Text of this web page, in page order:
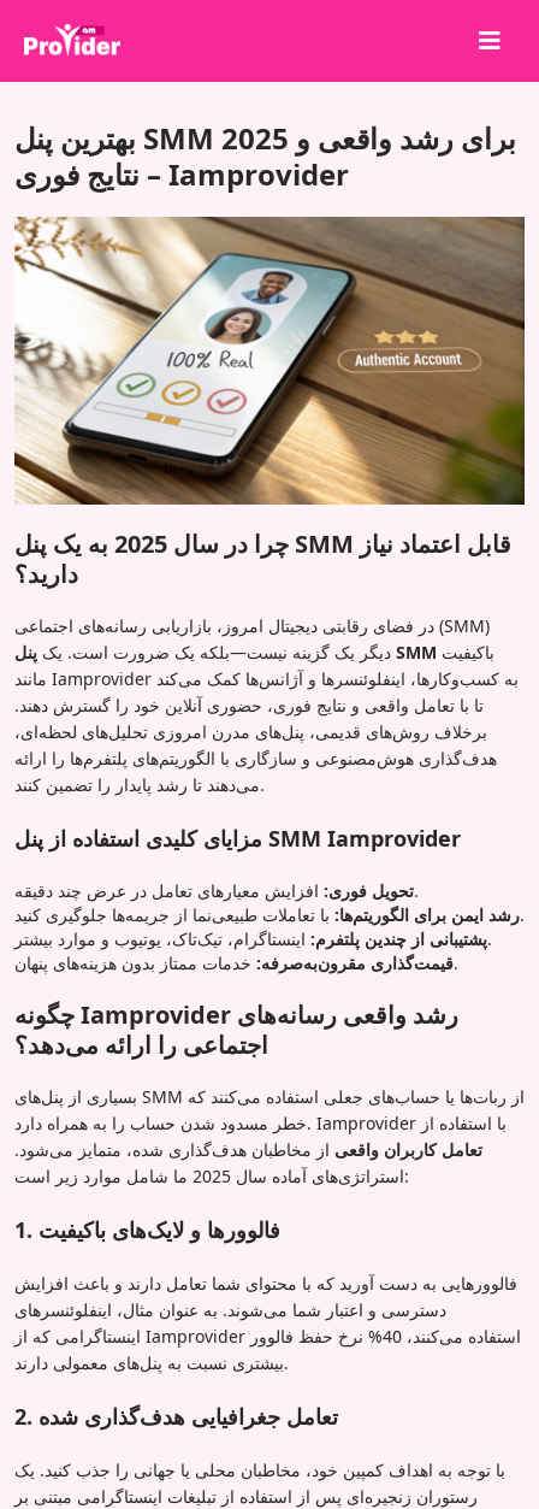
درباره ما
ثبت نام
خدمات
API
شرایط
بلاگ
بهترین پنل SMM 2025 برای رشد واقعی و
نتایج فوری – Iamprovider
چرا در سال 2025 به یک پنل SMM قابل اعتماد نیاز
دارید؟
در فضای رقابتی دیجیتال امروز، بازاریابی رسانه‌های اجتماعی (SMM)
دیگر یک گزینه نیست—بلکه یک ضرورت است. یک پنل SMM
مانند Iamprovider به کسب‌وکارها، اینفلوئنسرها و آژانس‌ها کمک می‌کند
تا با تعامل واقعی و نتایج فوری، حضوری آنلاین خود را گسترش دهند.
برخلاف روش‌های قدیمی، پنل‌های مدرن امروزی تحلیل‌های لحظه‌ای،
هدف‌گذاری هوش‌مصنوعی و سازگاری با الگوریتم‌های پلتفرم‌ها را ارائه
می‌دهند تا رشد پایدار را تضمین کنند.
مزایای کلیدی استفاده از پنل SMM Iamprovider
تحویل فوری:افزایش معیارهای تعامل در عرض چند دقیقه.
رشد ایمن برای الگوریتم‌ها:با تعاملات طبیعی‌نما از جریمه‌ها جلوگیری کنید.
پشتیبانی از چندین پلتفرم:اینستاگرام، تیک‌تاک، یوتیوب و موارد بیشتر.
قیمت‌گذاری مقرون‌به‌صرفه:خدمات ممتاز بدون هزینه‌های پنهان.
چگونه Iamprovider رشد واقعی رسانه‌های
اجتماعی را ارائه می‌دهد؟
بسیاری از پنل‌های SMM از ربات‌ها یا حساب‌های جعلی استفاده می‌کنند که
خطر مسدود شدن حساب را به همراه دارد. Iamprovider با استفاده از
تعامل کاربران واقعی از مخاطبان هدف‌گذاری شده، متمایز می‌شود.
استراتژی‌های آماده سال 2025 ما شامل موارد زیر است:
1. فالوورها و لایک‌های باکیفیت
فالوورهایی به دست آورید که با محتوای شما تعامل دارند و باعث افزایش
دسترسی و اعتبار شما می‌شوند. به عنوان مثال، اینفلوئنسرهای
اینستاگرامی که از Iamprovider استفاده می‌کنند، 40% نرخ حفظ فالوور
بیشتری نسبت به پنل‌های معمولی دارند.
2. تعامل جغرافیایی هدف‌گذاری شده
با توجه به اهداف کمپین خود، مخاطبان محلی یا جهانی را جذب کنید. یک
رستوران زنجیره‌ای پس از استفاده از تبلیغات اینستاگرامی مبتنی بر